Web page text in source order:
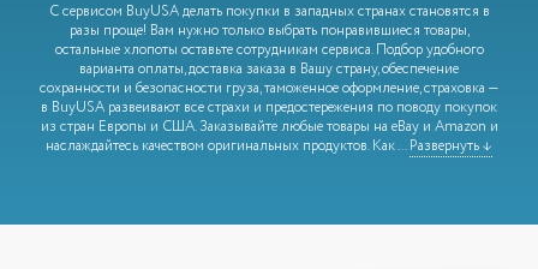
С сервисом BuyUSA делать покупки в западных странах становятся в
разы проще! Вам нужно только выбрать понравившиеся товары,
остальные хлопоты оставьте сотрудникам сервиса. Подбор удобного
варианта оплаты, доставка заказа в Вашу страну, обеспечение
сохранности и безопасности груза, таможенное оформление, страховка —
в BuyUSA развеивают все страхи и предостережения по поводу покупок
из стран Европы и США. Заказывайте любые товары на eBay и Amazon и
наслаждайтесь качеством оригинальных продуктов. Как...Развернуть ↓